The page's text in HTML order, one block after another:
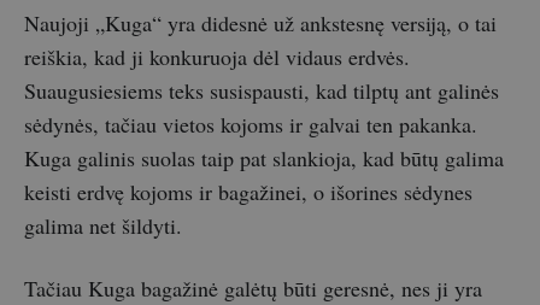
Naujoji „Kuga“ yra didesnė už ankstesnę versiją, o tai
reiškia, kad ji konkuruoja dėl vidaus erdvės.
Suaugusiesiems teks susispausti, kad tilptų ant galinės
sėdynės, tačiau vietos kojoms ir galvai ten pakanka.
Kuga galinis suolas taip pat slankioja, kad būtų galima
keisti erdvę kojoms ir bagažinei, o išorines sėdynes
galima net šildyti.
Tačiau Kuga bagažinė galėtų būti geresnė, nes ji yra